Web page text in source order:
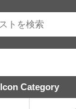
Icon Category